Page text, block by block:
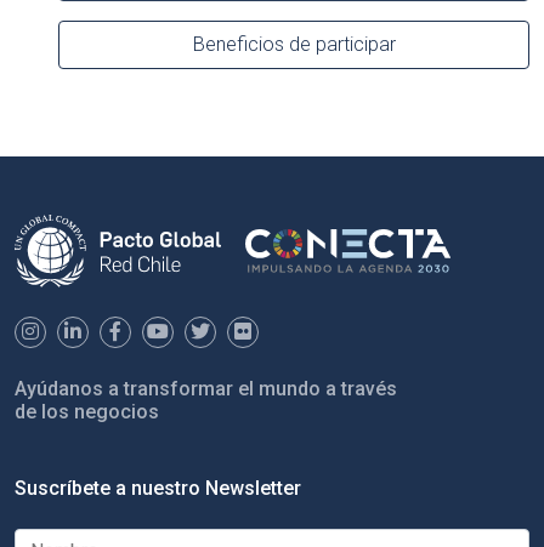
Beneficios de participar
Ayúdanos a transformar el mundo a través
de los negocios
Suscríbete a nuestro Newsletter